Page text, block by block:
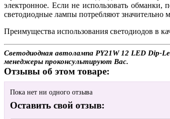
электронное. Если не использовать обманки,
светодиодные лампы потребляют
Преимущества использования светодиодов в
Светодиодная автолампа PY21W 12 LED Dip-
менеджеры проконсультируют Вас.
Отзывы об этом товаре:
Пока нет ни одного отзыва
Оставить свой отзыв: